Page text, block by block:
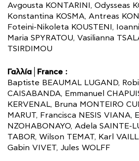
Avgousta KONTARINI, Odysseas
Konstantina KOSMA, Antreas
Foteini-Nikoleta KOUSTENI,
Maria SPYRATOU, Vasilianna
TSIRDIMOU
Γαλλία│France :
Baptiste BEAUMAL LUGAND,
CAISABANDA, Emmanuel
KERVENAL, Bruna MONTEIRO
MARUT, Francisca NESIS VIANA,
NZOHABONAYO, Adela SAINTE-
TABOR, Wilson TEMAT, Karl
Gabin VIVET, Jules WOLFF